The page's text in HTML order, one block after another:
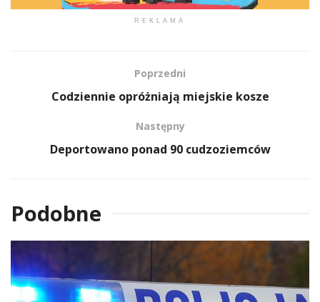
REKLAMA
Poprzedni
Codziennie opróżniają miejskie kosze
Następny
Deportowano ponad 90 cudzoziemców
Podobne